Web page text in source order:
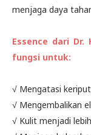
menjaga daya
Essence dari
fungsi untuk:
√ Mengatasi keriput
√ Mengembalikan
√ Kulit menjadi